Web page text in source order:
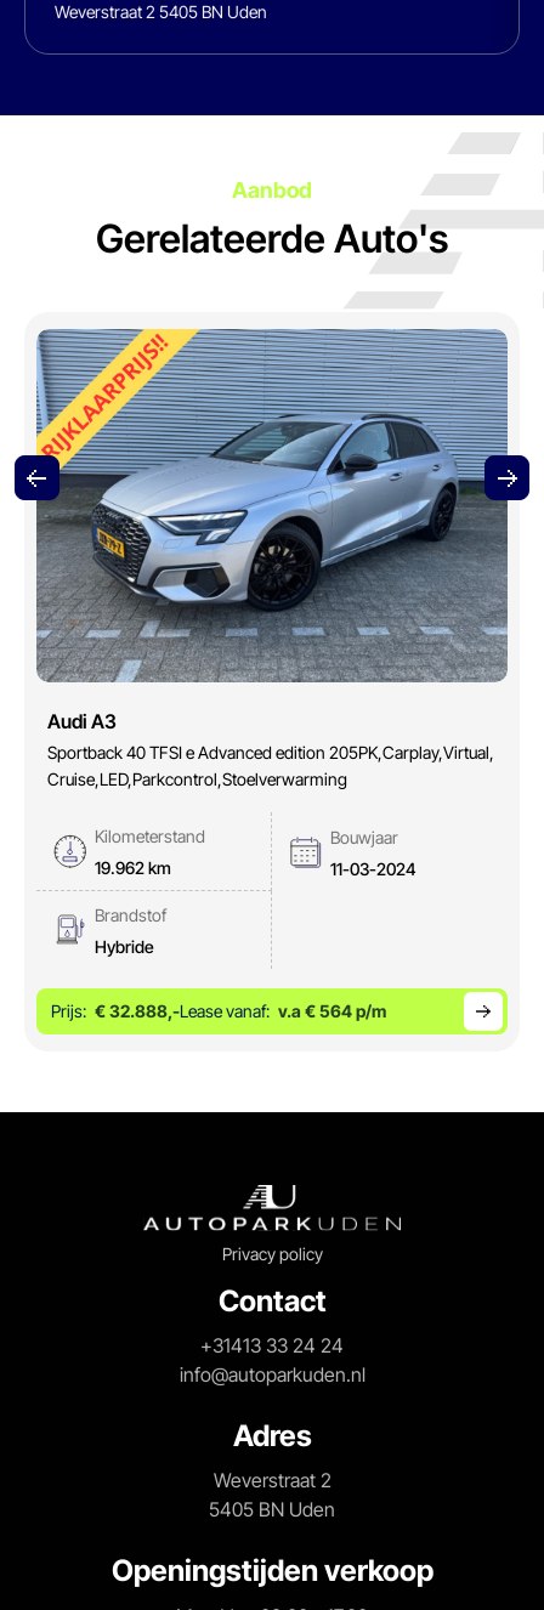
Weverstraat 2 5405 BN Uden
Aanbod
Gerelateerde Auto's
Audi A3
Sportback 40 TFSI e Advanced edition 205PK,Carplay,Virtual,
Cruise,LED,Parkcontrol,Stoelverwarming
Kilometerstand
19.962 km
Bouwjaar
11-03-2024
Brandstof
Hybride
Prijs: € 32.888,-Lease vanaf: v.a € 564 p/m
Privacy policy
Contact
+31413 33 24 24
info@autoparkuden.nl
Adres
Weverstraat 2
5405 BN Uden
Openingstijden verkoop